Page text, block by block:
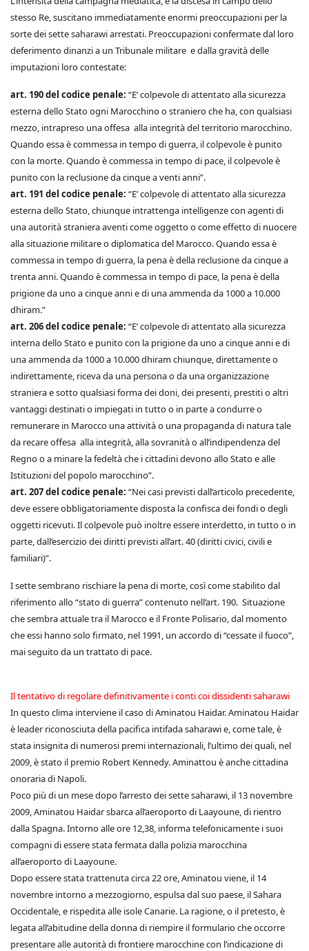
stesso Re, suscitano immediatamente enormi preoccupazioni per la
sorte dei sette saharawi arrestati. Preoccupazioni confermate dal loro
deferimento dinanzi a un Tribunale militare e dalla gravità delle
imputazioni loro contestate:
art. 190 del codice penale: “E’ colpevole di attentato alla sicurezza
esterna dello Stato ogni Marocchino o straniero che ha, con qualsiasi
mezzo, intrapreso una offesa alla integrità del territorio marocchino.
Quando essa è commessa in tempo di guerra, il colpevole è punito
con la morte. Quando è commessa in tempo di pace, il colpevole è
punito con la reclusione da cinque a venti anni”.
art. 191 del codice penale: “E’ colpevole di attentato alla sicurezza
esterna dello Stato, chiunque intrattenga intelligenze con agenti di
una autorità straniera aventi come oggetto o come effetto di nuocere
alla situazione militare o diplomatica del Marocco. Quando essa è
commessa in tempo di guerra, la pena è della reclusione da cinque a
trenta anni. Quando è commessa in tempo di pace, la pena è della
prigione da uno a cinque anni e di una ammenda da 1000 a 10.000
dhiram.”
art. 206 del codice penale: “E’ colpevole di attentato alla sicurezza
interna dello Stato e punito con la prigione da uno a cinque anni e di
una ammenda da 1000 a 10.000 dhiram chiunque, direttamente o
indirettamente, riceva da una persona o da una organizzazione
straniera e sotto qualsiasi forma dei doni, dei presenti, prestiti o altri
vantaggi destinati o impiegati in tutto o in parte a condurre o
remunerare in Marocco una attività o una propaganda di natura tale
da recare offesa alla integrità, alla sovranità o all’indipendenza del
Regno o a minare la fedeltà che i cittadini devono allo Stato e alle
Istituzioni del popolo marocchino”.
art. 207 del codice penale: “Nei casi previsti dall’articolo precedente,
deve essere obbligatoriamente disposta la confisca dei fondi o degli
oggetti ricevuti. Il colpevole può inoltre essere interdetto, in tutto o in
parte, dall’esercizio dei diritti previsti all’art. 40 (diritti civici, civili e
familiari)”.
I sette sembrano rischiare la pena di morte, così come stabilito dal
riferimento allo “stato di guerra” contenuto nell’art. 190. Situazione
che sembra attuale tra il Marocco e il Fronte Polisario, dal momento
che essi hanno solo firmato, nel 1991, un accordo di “cessate il fuoco”,
mai seguito da un trattato di pace.
Il tentativo di regolare definitivamente i conti coi dissidenti saharawi
In questo clima interviene il caso di Aminatou Haidar. Aminatou Haidar
è leader riconosciuta della pacifica intifada saharawi e, come tale, è
stata insignita di numerosi premi internazionali, l’ultimo dei quali, nel
2009, è stato il premio Robert Kennedy. Aminattou è anche cittadina
onoraria di Napoli.
Poco più di un mese dopo l’arresto dei sette saharawi, il 13 novembre
2009, Aminatou Haidar sbarca all’aeroporto di Laayoune, di rientro
dalla Spagna. Intorno alle ore 12,38, informa telefonicamente i suoi
compagni di essere stata fermata dalla polizia marocchina
all’aeroporto di Laayoune.
Dopo essere stata trattenuta circa 22 ore, Aminatou viene, il 14
novembre intorno a mezzogiorno, espulsa dal suo paese, il Sahara
Occidentale, e rispedita alle isole Canarie. La ragione, o il pretesto, è
legata all’abitudine della donna di riempire il formulario che occorre
presentare alle autorità di frontiere marocchine con l’indicazione di